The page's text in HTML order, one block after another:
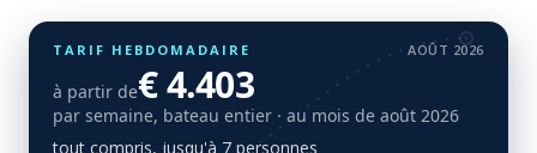
TARIF HEBDOMADAIRE AOÛT 2026
à partir de€ 4.403
par semaine, bateau entier · au mois de août 2026
tout compris, jusqu'à 7 personnes